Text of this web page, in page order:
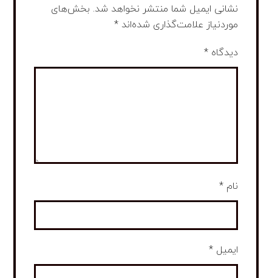
نشانی ایمیل شما منتشر نخواهد شد. بخش‌های
موردنیاز علامت‌گذاری شده‌اند*
دیدگاه*
نام*
ایمیل*